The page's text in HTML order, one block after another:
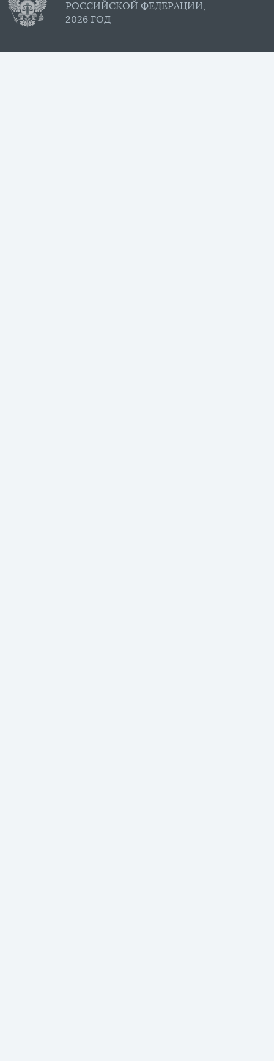
РОССИЙСКОЙ ФЕДЕРАЦИИ,
2026 ГОД